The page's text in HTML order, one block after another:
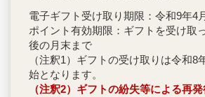
電子ギフト受け取り期限：令和9年4
ポイント有効期限：ギフトを受け取
後の月末まで
（注釈1）ギフトの受け取りは令和8
始となります。
（注釈2）ギフトの紛失等による再